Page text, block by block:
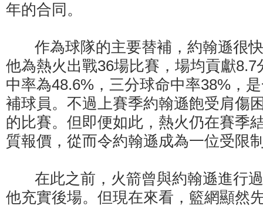
年的合同。
作為球隊的主要替補，約翰遜很快
他為熱火出戰36場比賽，場均貢獻8.7
中率為48.6%，三分球命中率38%，
補球員。不過上賽季約翰遜飽受肩傷
的比賽。但即便如此，熱火仍在賽季
質報價，從而令約翰遜成為一位受限
在此之前，火箭曾與約翰遜進行過
他充實後場。但現在來看，籃網顯然